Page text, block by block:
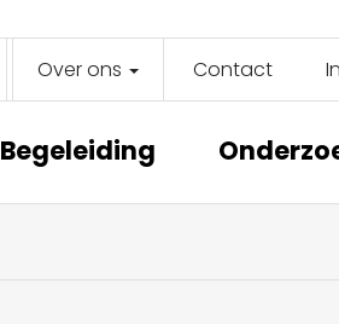
Over ons Contact
Begeleiding